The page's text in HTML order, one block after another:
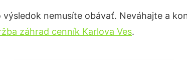
výsledok nemusíte obávať. Neváhajte a
záhrad cenník Karlova Ves.